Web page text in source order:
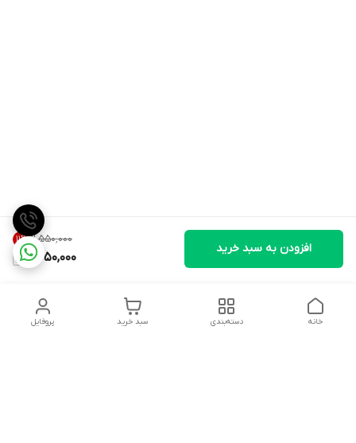
۲٬۵۵۰٬۰۰۰ 11%
2,250,000
افزودن به سبد خرید
پروفایل سبد خرید دسته‌بندی خانه